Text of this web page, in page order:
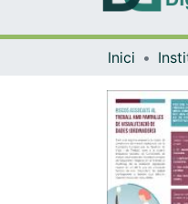
Inici